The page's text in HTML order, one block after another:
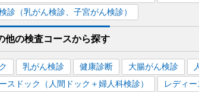
診（乳がん検診、子宮がん検診）
他の検査コースから探す
乳がん検診 健康診断 大腸がん検診
スドック（人間ドック＋婦人科検診）
レディ